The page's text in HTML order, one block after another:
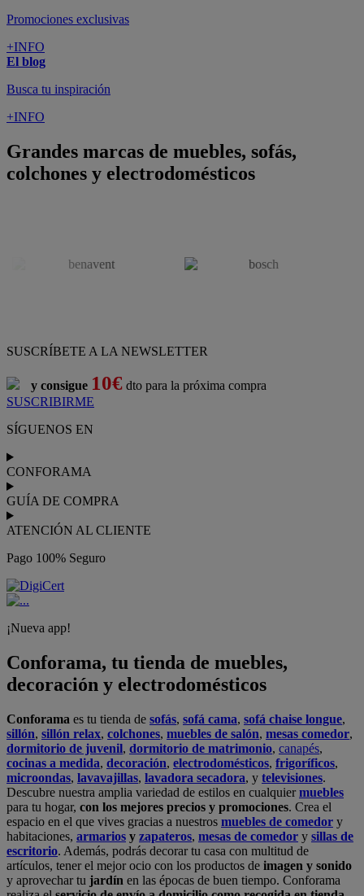
Promociones exclusivas
+INFO
El blog
Busca tu inspiración
+INFO
Grandes marcas de muebles, sofás,
colchones y electrodomésticos
SUSCRÍBETE A LA NEWSLETTER
y consigue 10€ dto para la próxima compra
SUSCRIBIRME
SÍGUENOS EN
CONFORAMA
GUÍA DE COMPRA
ATENCIÓN AL CLIENTE
Pago 100% Seguro
¡Nueva app!
Conforama, tu tienda de muebles,
decoración y electrodomésticos
Conforama es tu tienda de sofás, sofá cama, sofá chaise longue,
sillón, sillón relax, colchones, muebles de salón, mesas comedor,
dormitorio de juvenil, dormitorio de matrimonio, canapés,
cocinas a medida, decoración, electrodomésticos, frigoríficos,
microondas, lavavajillas, lavadora secadora, y televisiones.
Descubre nuestra amplia variedad de estilos en cualquiermuebles
para tu hogar, con los mejores precios y promociones. Crea el
espacio en el que vives gracias a nuestros muebles de comedor y
habitaciones, armarios y zapateros, mesas de comedor y sillas de
escritorio. Además, podrás decorar tu casa con multitud de
artículos, tener el mejor ocio con los productos de imagen y sonido
y aprovechar tu jardín en las épocas de buen tiempo. Conforama